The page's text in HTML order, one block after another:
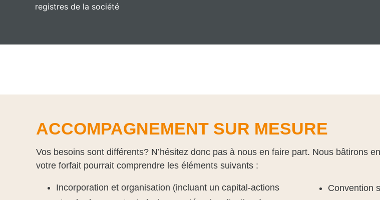
registres de la société
ACCOMPAGNEMENT SUR MESURE
Vos besoins sont différents? N’hésitez donc pas à nous en faire part. Nous bâtirons
votre forfait pourrait comprendre les éléments suivants :
Incorporation et organisation (incluant un capital-actions
Convention